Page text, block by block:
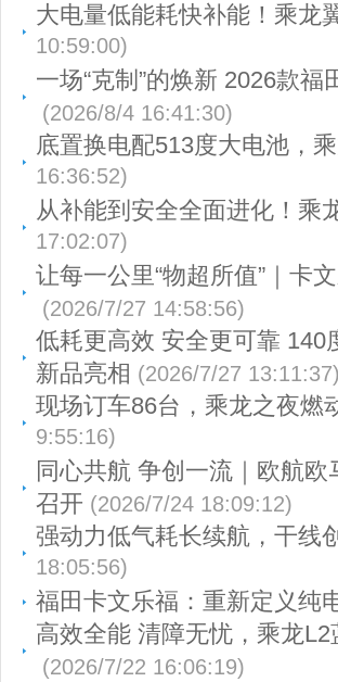
大电量低能耗快补能！乘龙
10:59:00)
一场“克制”的焕新 2026款
(2026/8/4 16:41:30)
底置换电配513度大电池，
16:36:52)
从补能到安全全面进化！乘
17:02:07)
让每一公里“物超所值”｜卡
(2026/7/27 14:58:56)
低耗更高效 安全更可靠
新品亮相 (2026/7/27 13:11:37)
现场订车86台，乘龙之夜燃
9:55:16)
同心共航 争创一流｜欧航
召开 (2026/7/24 18:09:12)
强动力低气耗长续航，干线
18:05:56)
福田卡文乐福：重新定义纯
高效全能 清障无忧，乘龙
(2026/7/22 16:06:19)